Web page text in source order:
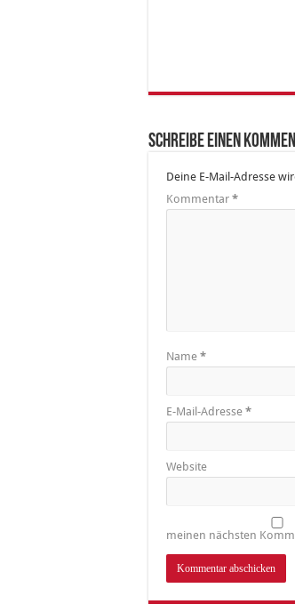
Schreibe einen
Deine E-Mail-Adresse
Kommentar *
Name *
E-Mail-Adresse *
Website
meinen nächsten